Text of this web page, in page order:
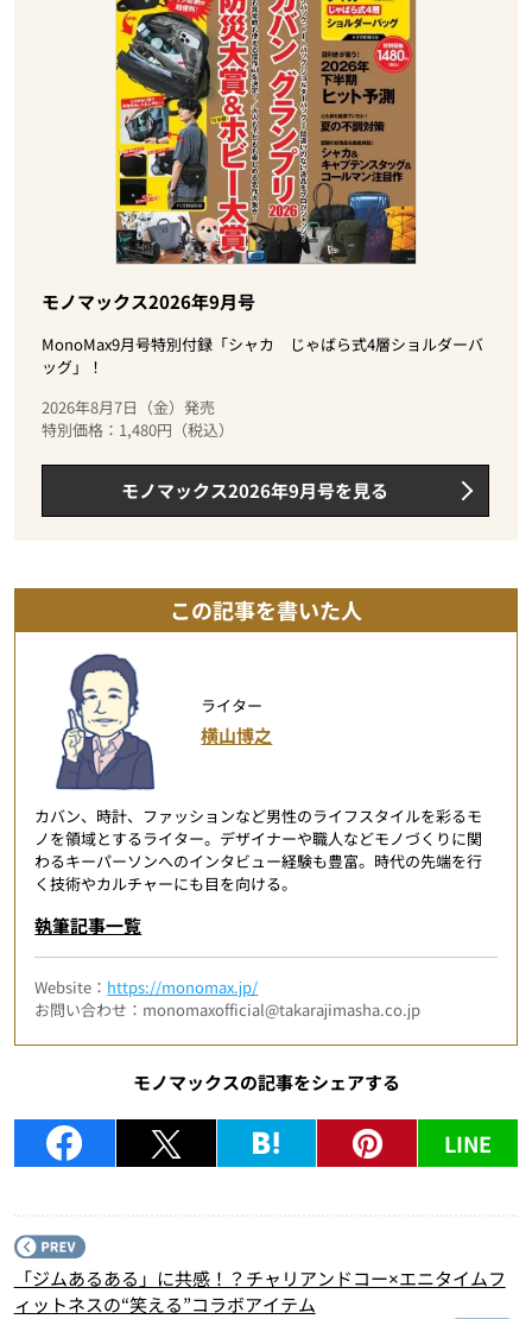
モノマックス2026年9月号
MonoMax9月号特別付録「シャカ じゃばら式4層ショルダーバ
ッグ」！
2026年8月7日（金）発売
特別価格：1,480円（税込）
モノマックス2026年9月号を見る
この記事を書いた人
ライター
横山博之
カバン、時計、ファッションなど男性のライフスタイルを彩るモ
ノを領域とするライター。デザイナーや職人などモノづくりに関
わるキーパーソンへのインタビュー経験も豊富。時代の先端を行
く技術やカルチャーにも目を向ける。
執筆記事一覧
Website： https://monomax.jp/
お問い合わせ：monomaxofficial@takarajimasha.co.jp
モノマックスの記事をシェアする
LINE
「ジムあるある」に共感！？チャリアンドコー×エニタイムフ
ィットネスの“笑える”コラボアイテム